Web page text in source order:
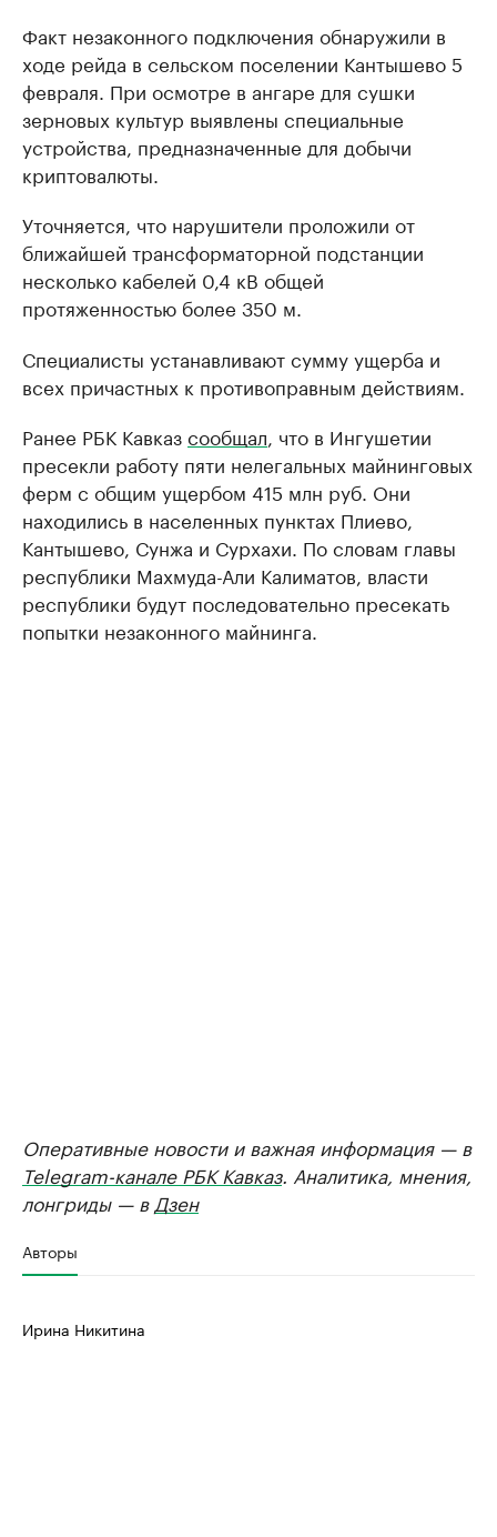
Факт незаконного подключения обнаружили в
ходе рейда в сельском поселении Кантышево 5
февраля. При осмотре в ангаре для сушки
зерновых культур выявлены специальные
устройства, предназначенные для добычи
криптовалюты.
Уточняется, что нарушители проложили от
ближайшей трансформаторной подстанции
несколько кабелей 0,4 кВ общей
протяженностью более 350 м.
Специалисты устанавливают сумму ущерба и
всех причастных к противоправным действиям.
Ранее РБК Кавказсообщал , что в Ингушетии
пресекли работу пяти нелегальных майнинговых
ферм с общим ущербом 415 млн руб. Они
находились в населенных пунктах Плиево,
Кантышево, Сунжа и Сурхахи. По словам главы
республики Махмуда-Али Калиматов, власти
республики будут последовательно пресекать
попытки незаконного майнинга.
Оперативные новости и важная информация — в
Telegram-канале РБК Кавказ. Аналитика, мнения,
лонгриды — в Дзен
Авторы
Ирина Никитина